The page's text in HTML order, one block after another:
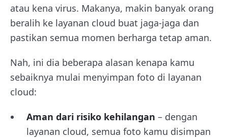
atau kena virus. Makanya, makin banyak orang
beralih ke layanan cloud buat jaga-jaga dan
pastikan semua momen berharga tetap aman.
Nah, ini dia beberapa alasan kenapa kamu
sebaiknya mulai menyimpan foto di layanan
cloud:
Aman dari risiko kehilangan – dengan
layanan cloud, semua foto kamu disimpan